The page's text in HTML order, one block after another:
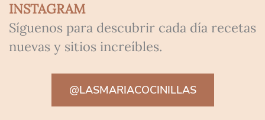
INSTAGRAM
Síguenos para descubrir cada día recetas
nuevas y sitios increíbles.
@LASMARIACOCINILLAS